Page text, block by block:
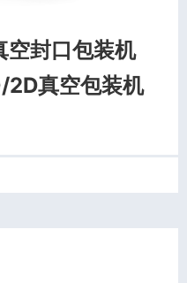
空封口包装机
真空包装机